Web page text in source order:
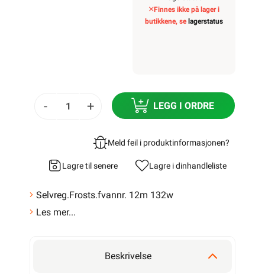
Finnes ikke på lager i
butikkene, se lagerstatus
- + LEGG I ORDRE
Meld feil i produktinformasjonen?
Lagre til senere Lagre i dinhandleliste
Selvreg.Frosts.fvannr. 12m 132w
Les mer...
Beskrivelse